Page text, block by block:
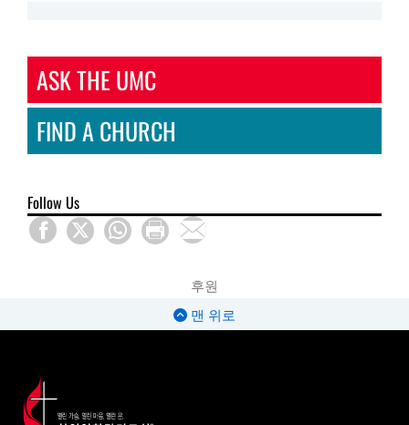
ASK THE UMC
FIND A CHURCH
Follow Us
후원
맨 위로